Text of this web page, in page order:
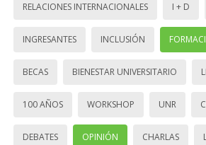
RELACIONES INTERNACIONALES I + D
INGRESANTES INCLUSIÓN
BECAS BIENESTAR UNIVERSITARIO
100 AÑOS WORKSHOP UNR
DEBATES OPINIÓN CHARLAS